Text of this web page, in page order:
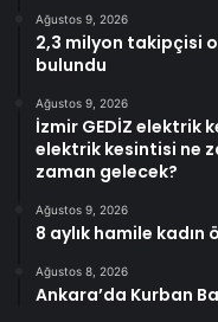
Ağustos 9, 2026
2,3 milyon takipçisi
bulundu
Ağustos 9, 2026
İzmir GEDİZ elektrik
elektrik kesintisi ne
zaman gelecek?
Ağustos 9, 2026
8 aylık hamile kadın
Ağustos 8, 2026
Ankara’da Kurban